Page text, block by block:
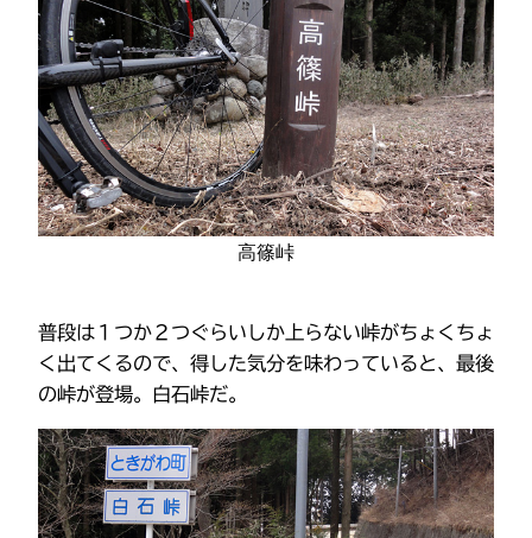
高篠峠
普段は１つか２つぐらいしか上らない峠がちょくちょ
く出てくるので、得した気分を味わっていると、最後
の峠が登場。白石峠だ。